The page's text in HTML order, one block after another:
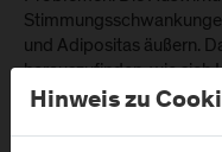
und Adipositas äußern.
herauszufinden, wie
Erwachsenen auswirkt.
Hinweis zu